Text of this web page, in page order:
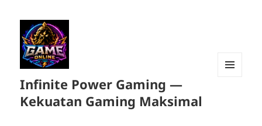
Infinite Power Gaming —
Kekuatan Gaming Maksimal